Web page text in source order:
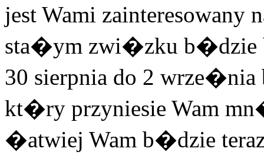
jest Wami
sta�ym zwi�zku b�dzie
30 sierpnia do 2
kt�ry przyniesie Wam
�atwiej Wam b�dzie